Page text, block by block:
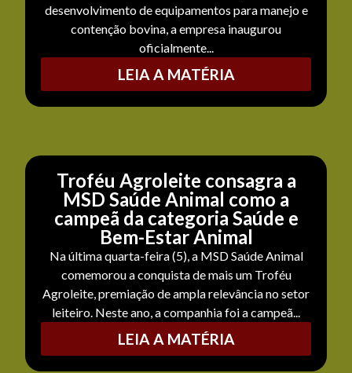
desenvolvimento de equipamentos para manejo e
contenção bovina, a empresa inaugurou
oficialmente...
LEIA A MATÉRIA
Troféu Agroleite consagra a
MSD Saúde Animal como a
campeã da categoria Saúde e
Bem-Estar Animal
Na última quarta-feira (5), a MSD Saúde Animal
comemorou a conquista de mais um Troféu
Agroleite, premiação de ampla relevância no setor
leiteiro. Neste ano, a companhia foi a campeã...
LEIA A MATÉRIA